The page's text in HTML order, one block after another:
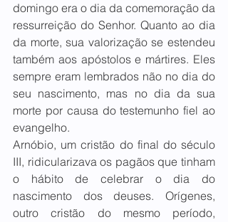
domingo era o dia da comemoração da
ressurreição do Senhor. Quanto ao dia
da morte, sua valorização se estendeu
também aos apóstolos e mártires. Eles
sempre eram lembrados não no dia do
seu nascimento, mas no dia da sua
morte por causa do testemunho fiel ao
evangelho.
Arnóbio, um cristão do final do século
III, ridicularizava os pagãos que tinham
o hábito de celebrar o dia do
nascimento dos deuses. Orígenes,
outro cristão do mesmo período,